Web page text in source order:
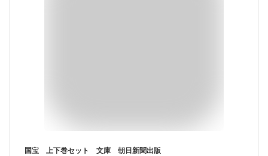
国宝 上下巻セット 文庫 朝日新聞出版